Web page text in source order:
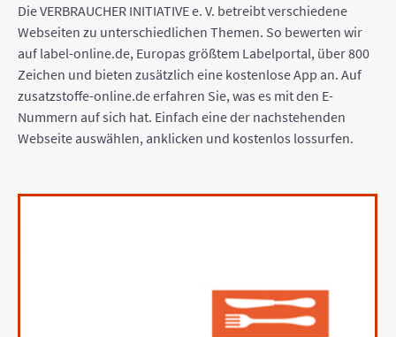
Die VERBRAUCHER INITIATIVE e. V. betreibt verschiedene
Webseiten zu unterschiedlichen Themen. So bewerten wir
auf label-online.de, Europas größtem Labelportal, über 800
Zeichen und bieten zusätzlich eine kostenlose App an. Auf
zusatzstoffe-online.de erfahren Sie, was es mit den E-
Nummern auf sich hat. Einfach eine der nachstehenden
Webseite auswählen, anklicken und kostenlos lossurfen.